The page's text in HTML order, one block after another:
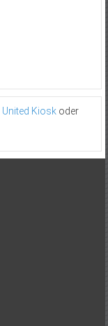
United Kioskoder